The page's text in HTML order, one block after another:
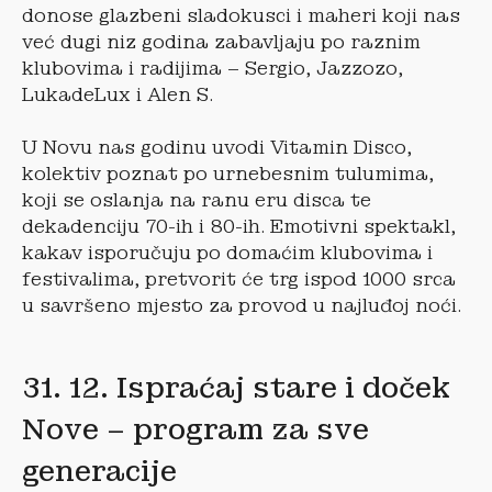
donose glazbeni sladokusci i maheri koji nas
već dugi niz godina zabavljaju po raznim
klubovima i radijima – Sergio, Jazzozo,
LukadeLux i Alen S.
U Novu nas godinu uvodi Vitamin Disco,
kolektiv poznat po urnebesnim tulumima,
koji se oslanja na ranu eru disca te
dekadenciju 70-ih i 80-ih. Emotivni spektakl,
kakav isporučuju po domaćim klubovima i
festivalima, pretvorit će trg ispod 1000 srca
u savršeno mjesto za provod u najluđoj noći.
31. 12. Ispraćaj stare i doček
Nove – program za sve
generacije